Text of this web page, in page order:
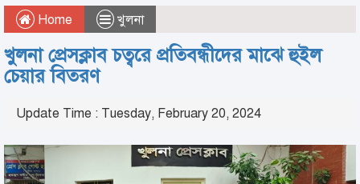
Home খুলনা
খুলনা প্রেসক্লাব চত্বরে প্রতিবন্ধীদের মাঝে হুইল
চেয়ার বিতরণ
Update Time : Tuesday, February 20, 2024